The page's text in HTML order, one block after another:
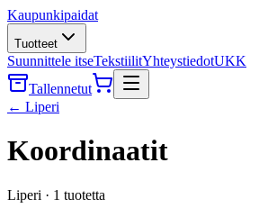
Kaupunkipaidat
Tuotteet
Suunnittele itseTekstiilitYhteystiedotUKK
Tallennetut
← Liperi
Koordinaatit
Liperi · 1 tuotetta